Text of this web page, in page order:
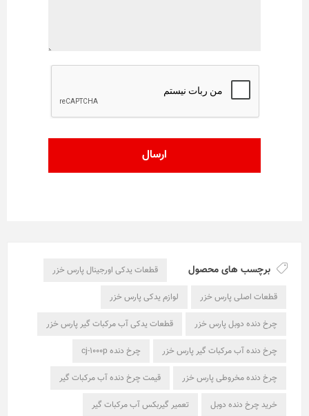
برچسب های محصول قطعات یدکی اورجینال پارس خزر
قطعات اصلی پارس خزر لوازم یدکی پارس خزر
چرخ دنده دوبل پارس خزر قطعات یدکی آب مرکبات گیر پارس خزر
چرخ دنده آب مرکبات گیر پارس خزر چرخ دنده cj-1000p
چرخ دنده مخروطی پارس خزر قیمت چرخ دنده آب مرکبات گیر
خرید چرخ دنده دوبل تعمیر گیربکس آب مرکبات گیر